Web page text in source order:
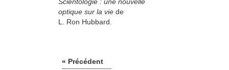
optique sur la vie de
L. Ron Hubbard.
« Précédent